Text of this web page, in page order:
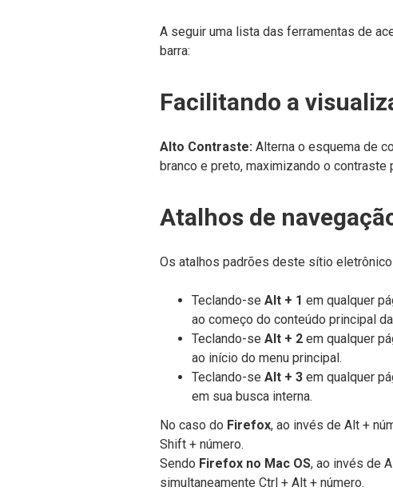
A seguir uma lista das ferramentas de
barra:
Facilitando a
Alto Contraste:Alterna o esquema de
branco e preto, maximizando o contraste
Atalhos de
Os atalhos padrões deste sítio
Teclando-se Alt + 1 em qualquer
ao começo do conteúdo principal
Teclando-se Alt + 2em qualquer
ao início do menu principal.
Teclando-se Alt + 3em qualquer
em sua busca interna.
No caso do Firefox, ao invés de Alt +
Shift + número.
Sendo Firefox no Mac OS, ao invés de
simultaneamente Ctrl + Alt + número.